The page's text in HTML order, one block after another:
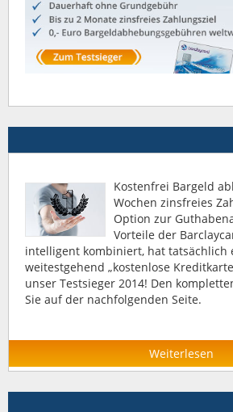
Kostenfrei Bargeld
Wochen zinsfreies
Option zur
Vorteile der
intelligent kombiniert, hat tatsächlich
weitestgehend „kostenlose
unser Testsieger 2014! Den
Sie auf der nachfolgenden Seite.
Weiterlesen